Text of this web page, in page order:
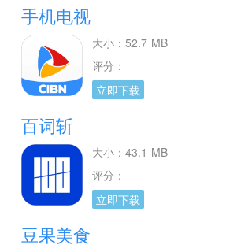
手机电视
大小：52.7 MB
评分：
立即下载
百词斩
大小：43.1 MB
评分：
立即下载
豆果美食